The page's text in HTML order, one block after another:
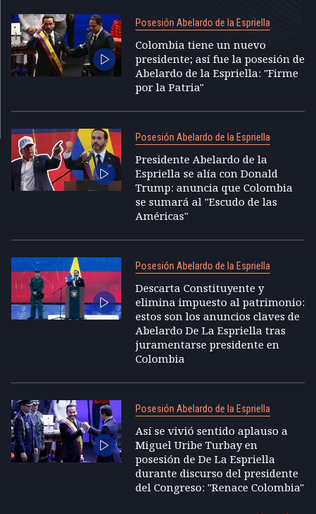
Posesión Abelardo de la Espriella
Colombia tiene un nuevo
presidente; así fue la posesión de
Abelardo de la Espriella: "Firme
por la Patria"
Posesión Abelardo de la Espriella
Presidente Abelardo de la
Espriella se alía con Donald
Trump: anuncia que Colombia
se sumará al "Escudo de las
Américas"
Posesión Abelardo de la Espriella
Descarta Constituyente y
elimina impuesto al patrimonio:
estos son los anuncios claves de
Abelardo De La Espriella tras
juramentarse presidente en
Colombia
Posesión Abelardo de la Espriella
Así se vivió sentido aplauso a
Miguel Uribe Turbay en
posesión de De La Espriella
durante discurso del presidente
del Congreso: "Renace Colombia"